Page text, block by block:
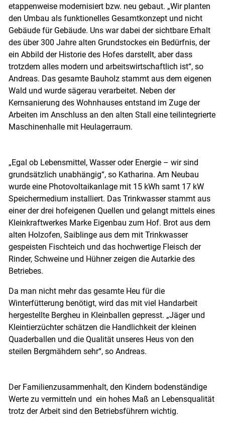
etappenweise modernisiert bzw. neu gebaut. „Wir planten
den Umbau als funktionelles Gesamtkonzept und nicht
Gebäude für Gebäude. Uns war dabei der sichtbare Erhalt
des über 300 Jahre alten Grundstockes ein Bedürfnis, der
ein Abbild der Historie des Hofes darstellt, aber dass
trotzdem alles modern und arbeitswirtschaftlich ist“, so
Andreas. Das gesamte Bauholz stammt aus dem eigenen
Wald und wurde sägerau verarbeitet. Neben der
Kernsanierung des Wohnhauses entstand im Zuge der
Arbeiten im Anschluss an den alten Stall eine teilintegrierte
Maschinenhalle mit Heulagerraum.
„Egal ob Lebensmittel, Wasser oder Energie – wir sind
grundsätzlich unabhängig“, so Katharina. Am Neubau
wurde eine Photovoltaikanlage mit 15 kWh samt 17 kW
Speichermedium installiert. Das Trinkwasser stammt aus
einer der drei hofeigenen Quellen und gelangt mittels eines
Kleinkraftwerkes Marke Eigenbau zum Hof. Brot aus dem
alten Holzofen, Saiblinge aus dem mit Trinkwasser
gespeisten Fischteich und das hochwertige Fleisch der
Rinder, Schweine und Hühner zeigen die Autarkie des
Betriebes.
Da man nicht mehr das gesamte Heu für die
Winterfütterung benötigt, wird das mit viel Handarbeit
hergestellte Bergheu in Kleinballen gepresst. „Jäger und
Kleintierzüchter schätzen die Handlichkeit der kleinen
Quaderballen und die Qualität unseres Heus von den
steilen Bergmähdern sehr“, so Andreas.
Der Familienzusammenhalt, den Kindern bodenständige
Werte zu vermitteln und ein hohes Maß an Lebensqualität
trotz der Arbeit sind den Betriebsführern wichtig.